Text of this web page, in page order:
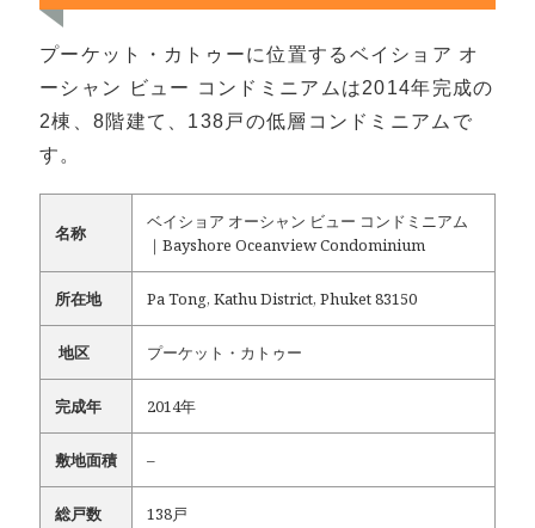
プーケット・カトゥーに位置するベイショア オ
ーシャン ビュー コンドミニアムは2014年完成の
2棟、8階建て、138戸の低層コンドミニアムで
す。
名称
ベイショア オーシャン ビュー コンドミニアム
｜Bayshore Oceanview Condominium
所在地 Pa Tong, Kathu District, Phuket 83150
地区 プーケット・カトゥー
完成年 2014年
敷地面積 –
総戸数 138戸